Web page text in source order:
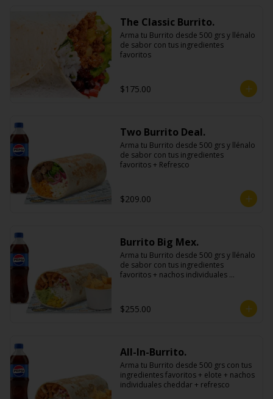
The Classic Burrito.
Arma tu Burrito desde 500 grs y llénalo
de sabor con tus ingredientes
favoritos
$175.00
Two Burrito Deal.
Arma tu Burrito desde 500 grs y llénalo
de sabor con tus ingredientes
favoritos + Refresco
$209.00
Burrito Big Mex.
Arma tu Burrito desde 500 grs y llénalo
de sabor con tus ingredientes
favoritos + nachos individuales
$255.00
All-In-Burrito.
Arma tu Burrito desde 500 grs con tus
ingredientes favoritos + elote + nachos
individuales cheddar + refresco